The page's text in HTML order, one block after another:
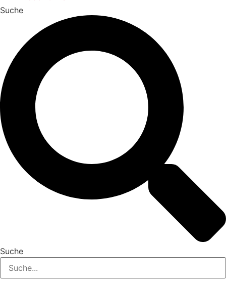
Suche
Suche